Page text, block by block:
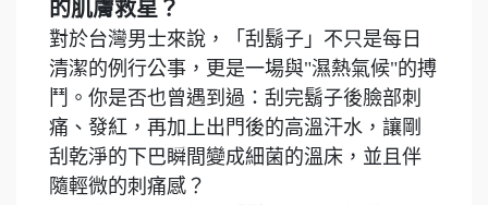
的肌膚救星？
對於台灣男士來說，「刮鬍子」不只是每日
清潔的例行公事，更是一場與"濕熱氣候"的搏
鬥。你是否也曾遇到過：刮完鬍子後臉部刺
痛、發紅，再加上出門後的高溫汗水，讓剛
刮乾淨的下巴瞬間變成細菌的溫床，並且伴
隨輕微的刺痛感？